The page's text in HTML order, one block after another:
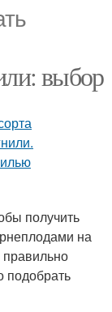
выбор
получить
на
подобрать